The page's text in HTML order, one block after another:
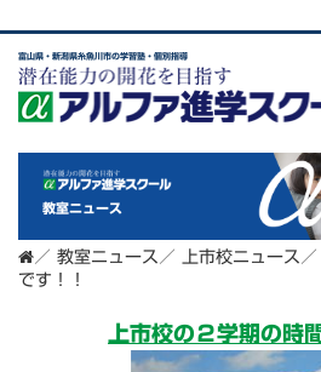
富山県・新潟県糸魚川市の学習塾・個別指導
教室ニュース
／ 教室ニュース ／ 上市校ニュース ／
です！！
上市校の２学期の時